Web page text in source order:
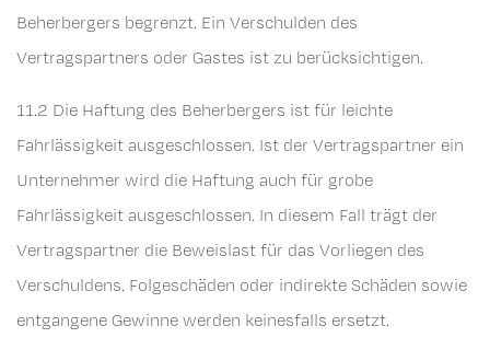
Beherbergers begrenzt. Ein Verschulden des
Vertragspartners oder Gastes ist zu berücksichtigen.
11.2 Die Haftung des Beherbergers ist für leichte
Fahrlässigkeit ausgeschlossen. Ist der Vertragspartner ein
Unternehmer wird die Haftung auch für grobe
Fahrlässigkeit ausgeschlossen. In diesem Fall trägt der
Vertragspartner die Beweislast für das Vorliegen des
Verschuldens. Folgeschäden oder indirekte Schäden sowie
entgangene Gewinne werden keinesfalls ersetzt.